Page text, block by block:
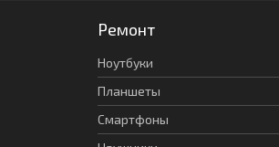
Ремонт
Ноутбуки
Планшеты
Смартфоны